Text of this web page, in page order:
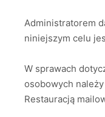
Administratorem
niniejszym celu
W sprawach
osobowych
Restauracją